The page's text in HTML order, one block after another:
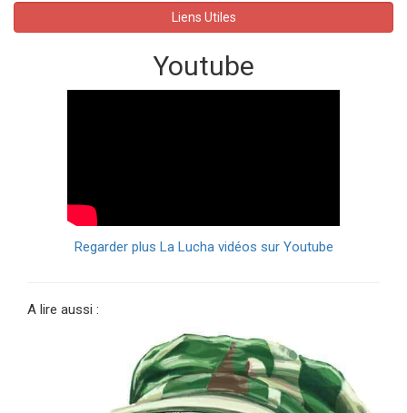
Liens Utiles
Youtube
Regarder plus La Lucha vidéos sur Youtube
A lire aussi :